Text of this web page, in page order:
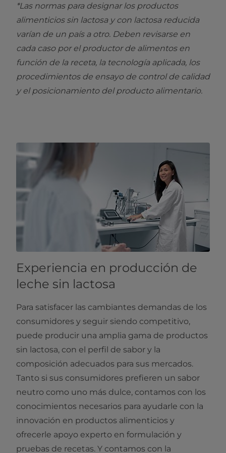
*Las normas para designar los productos
alimenticios sin lactosa y con lactosa reducida
varían de un país a otro. Deben revisarse en
cada caso por el productor de alimentos en
función de la receta, la tecnología aplicada, los
procedimientos de ensayo de control de calidad
y el posicionamiento del producto alimentario.
Experiencia en producción de
leche sin lactosa
Para satisfacer las cambiantes demandas de los
consumidores y seguir siendo competitivo,
puede producir una amplia gama de productos
sin lactosa, con el perfil de sabor y la
composición adecuados para sus mercados.
Tanto si sus consumidores prefieren un sabor
neutro como uno más dulce, contamos con los
conocimientos necesarios para ayudarle con la
innovación en productos alimenticios y
ofrecerle apoyo experto en formulación y
pruebas de recetas. Y contamos con la